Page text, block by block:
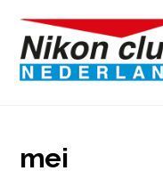
content
mei